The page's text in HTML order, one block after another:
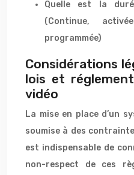
Quelle est la
(Continue,
programmée)
Considérations
lois et
vidéo
La mise en place d’un
soumise à des
est indispensable de
non-respect de ces